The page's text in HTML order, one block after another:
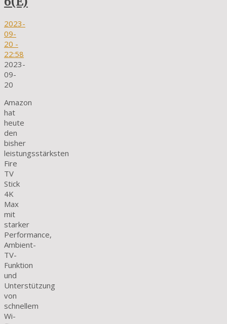
2023-
09-
20 -
22:58
2023-
09-
20
Amazon
hat
heute
den
bisher
leistungsstärksten
Fire
TV
Stick
4K
Max
mit
starker
Performance,
Ambient-
TV-
Funktion
und
Unterstützung
von
schnellem
Wi-